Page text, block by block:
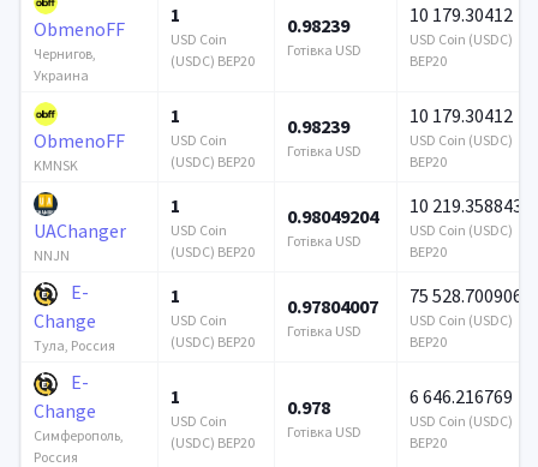
ObmenoFF
Чернигов,
Украина
1
USD Coin
(USDC) BEP20
0.98239
Готівка USD
10 179.30412
USD Coin (USDC)
BEP20
ObmenoFF
KMNSK
1
USD Coin
(USDC) BEP20
0.98239
Готівка USD
10 179.30412
USD Coin (USDC)
BEP20
UAChanger
NNJN
1
USD Coin
(USDC) BEP20
0.98049204
Готівка USD
10 219.358843
USD Coin (USDC)
BEP20
E-
Change
Тула, Россия
1
USD Coin
(USDC) BEP20
0.97804007
Готівка USD
75 528.700906
USD Coin (USDC)
BEP20
E-
Change
Симферополь,
Россия
1
USD Coin
(USDC) BEP20
0.978
Готівка USD
6 646.216769
USD Coin (USDC)
BEP20